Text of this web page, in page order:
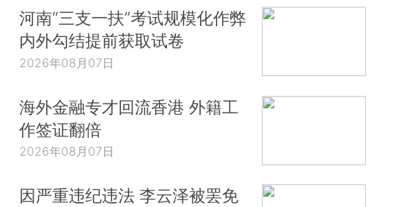
河南“三支一扶”考试规模化作弊
内外勾结提前获取试卷
2026年08月07日
海外金融专才回流香港 外籍工
作签证翻倍
2026年08月07日
因严重违纪违法 李云泽被罢免